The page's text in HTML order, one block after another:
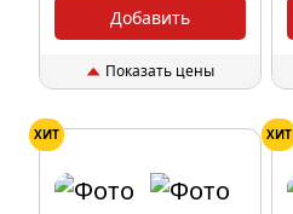
Добавить
Показать цены
ХИТ ХИТ